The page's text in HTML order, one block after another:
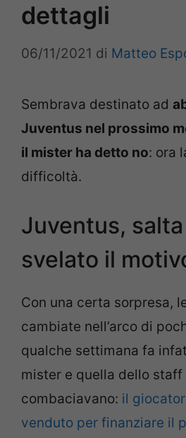
dettagli
06/11/2021 di Matteo
Sembrava destinato ad
Juventus nel prossimo
il mister ha detto no: ora
difficoltà.
Juventus,
svelato il
Con una certa sorpresa,
cambiate nell’arco di
qualche settimana fa
mister e quella dello
combaciavano: il
venduto per finanziare il